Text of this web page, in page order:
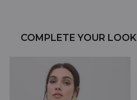
COMPLETE YOUR LOOK